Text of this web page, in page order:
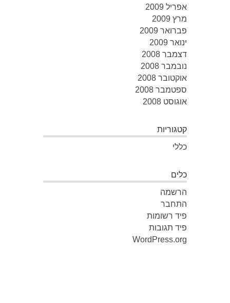
אפריל 2009
מרץ 2009
פברואר 2009
ינואר 2009
דצמבר 2008
נובמבר 2008
אוקטובר 2008
ספטמבר 2008
אוגוסט 2008
קטגוריות
כללי
כלים
הרשמה
התחבר
פיד רשומות
פיד תגובות
WordPress.org